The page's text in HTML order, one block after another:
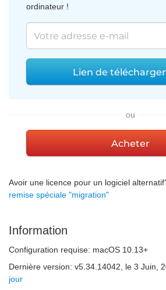
ordinateur !
Lien de
ou
Acheter
Avoir une licence pour un logiciel
remise spéciale "migration"
Information
Configuration requise: macOS 10.13+
Dernière version: v5.34.14042 le 3 Juin,
jour